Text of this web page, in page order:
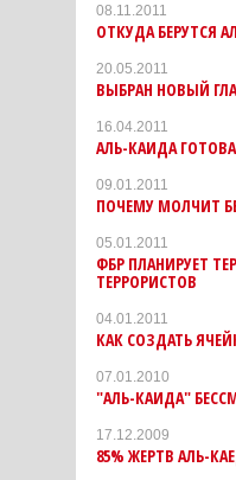
08.11.2011
ОТКУДА БЕРУТСЯ
20.05.2011
ВЫБРАН НОВЫЙ
16.04.2011
АЛЬ-КАИДА
09.01.2011
ПОЧЕМУ МОЛЧИТ
05.01.2011
ФБР ПЛАНИРУЕТ
ТЕРРОРИСТОВ
04.01.2011
КАК СОЗДАТЬ
07.01.2010
"АЛЬ-КАИДА"
17.12.2009
85% ЖЕРТВ АЛЬ-